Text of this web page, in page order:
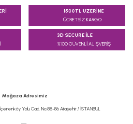
noktaları öneri formunu
veya görüntülenemiyor.
1500TL ÜZERİNE
ÜCRETSİZ KARGO
3D SECURE İLE
%100 GÜVENLİ ALIŞVERİŞ
Mağaza Adresimiz
Yolu Cad. No:88-86 Ataşehir / İSTANBUL